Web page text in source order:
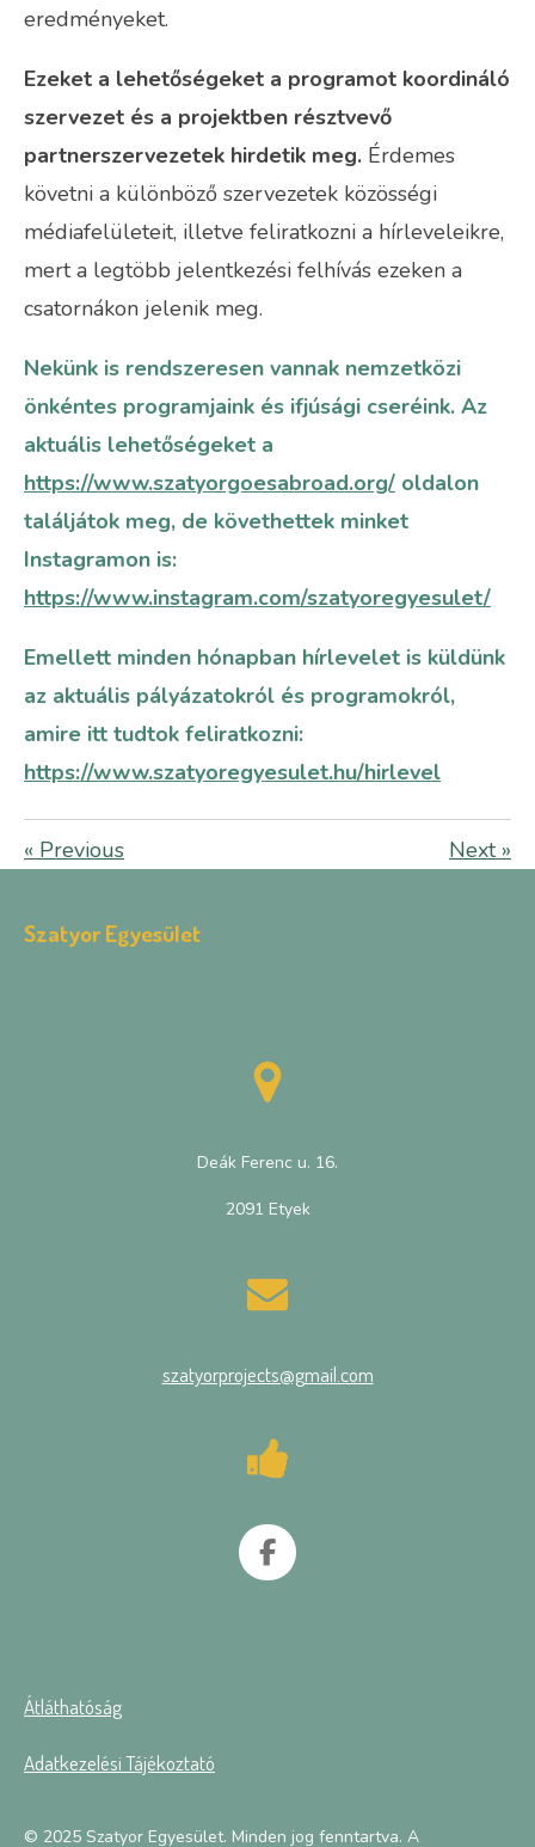
eredményeket.
Ezeket a lehetőségeket a programot koordináló
szervezet és a projektben résztvevő
partnerszervezetek hirdetik meg. Érdemes
követni a különböző szervezetek közösségi
médiafelületeit, illetve feliratkozni a hírleveleikre,
mert a legtöbb jelentkezési felhívás ezeken a
csatornákon jelenik meg.
Nekünk is rendszeresen vannak nemzetközi
önkéntes programjaink és ifjúsági cseréink. Az
aktuális lehetőségeket a
https://www.szatyorgoesabroad.org/ oldalon
találjátok meg, de követhettek minket
Instagramon is:
https://www.instagram.com/szatyoregyesulet/
Emellett minden hónapban hírlevelet is küldünk
az aktuális pályázatokról és programokról,
amire itt tudtok feliratkozni:
https://www.szatyoregyesulet.hu/hirlevel
« Previous Next»
Szatyor Egyesület
Deák Ferenc u. 16.
2091 Etyek
szatyorprojects@gmail.com
F
a
Átláthatóság
Adatkezelési Tájékoztató
© 2025 Szatyor Egyesület. Minden jog fenntartva. A